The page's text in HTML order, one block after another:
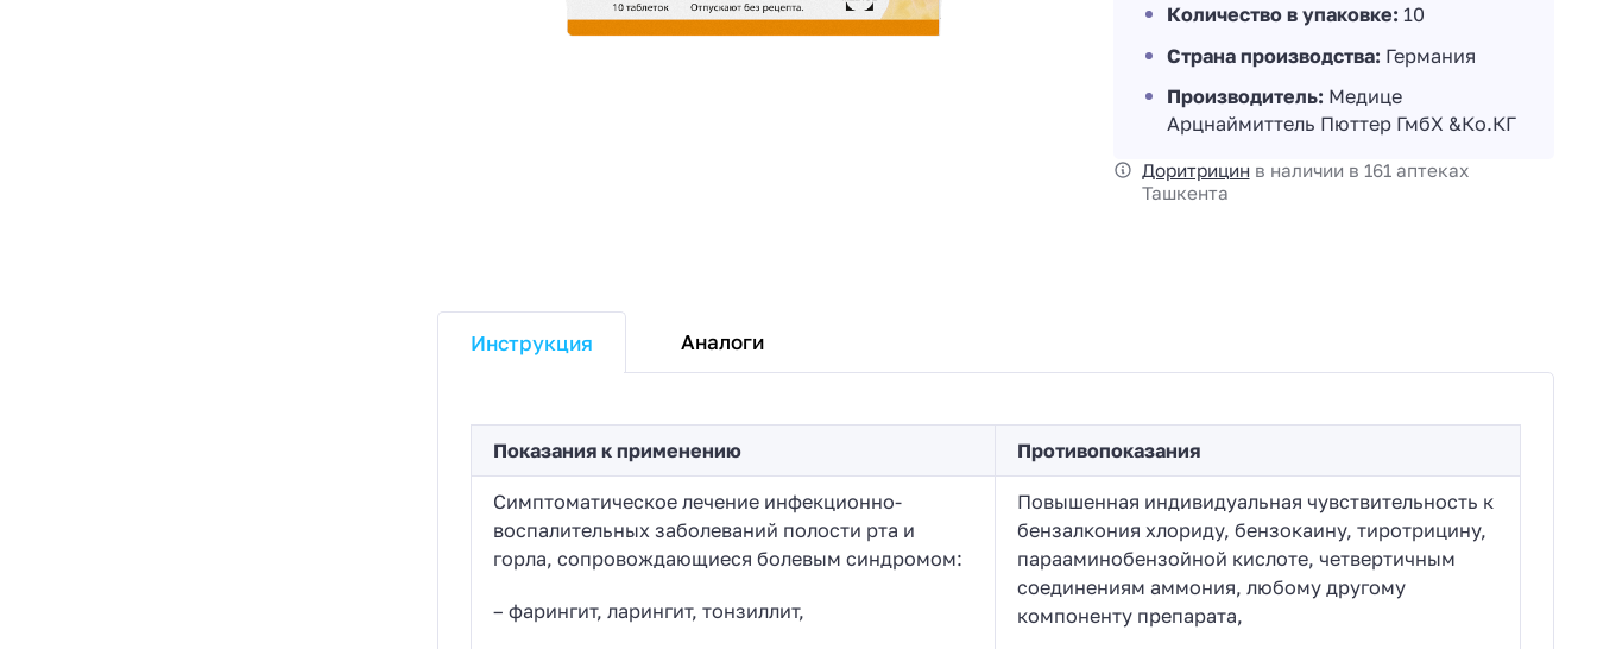
Количество в упаковке: 10
Страна производства: Германия
Производитель: Медице
Арцнаймиттель Пюттер ГмбХ &Ко.КГ
Доритрицин в наличии в 161 аптеках
Ташкента
Инструкция Аналоги
Показания к применению Противопоказания
Симптоматическое лечение инфекционно-
воспалительных заболеваний полости рта и
горла, сопровождающиеся болевым синдромом:
– фарингит, ларингит, тонзиллит,
Повышенная индивидуальная чувствительность к
бензалкония хлориду, бензокаину, тиротрицину,
парааминобензойной кислоте, четвертичным
соединениям аммония, любому другому
компоненту препарата,